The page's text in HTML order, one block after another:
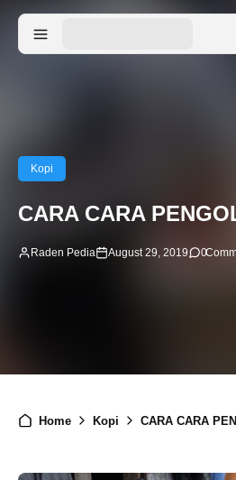
Kopi
CARA CARA
Raden Pedia August 29, 2019 0
Home Kopi CARA CARA